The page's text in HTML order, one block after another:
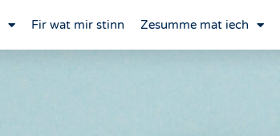
Fir wat mir stinn Zesumme mat iech